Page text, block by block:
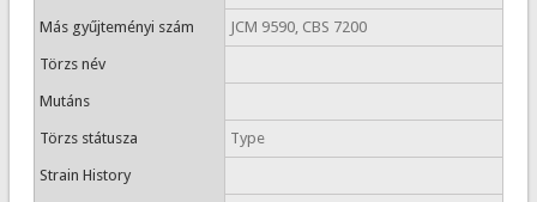
Más gyűjteményi szám JCM 9590, CBS 7200
Törzs név
Mutáns
Törzs státusza Type
Strain History